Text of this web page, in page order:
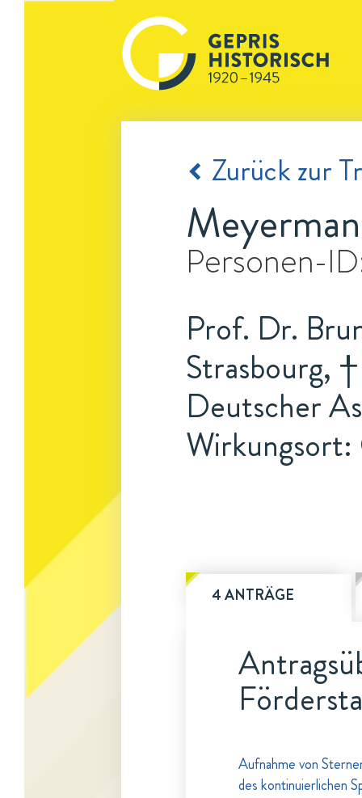
Zurück zur
Personen-
Prof. Dr.
Strasbourg,
Deutscher
4 ANTRÄGE
Aufnahme von
des kontinuierlichen